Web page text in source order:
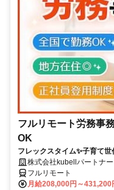
フルリモート労務事
OK
フレックスタイム✨子育て
株式会社kubellパートナー
フルリモート
月給208,000円～431,200